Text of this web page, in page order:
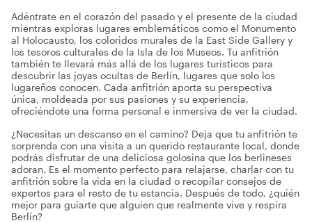
Adéntrate en el corazón del pasado y el presente de la ciudad
mientras exploras lugares emblemáticos como el Monumento
al Holocausto, los coloridos murales de la East Side Gallery y
los tesoros culturales de la Isla de los Museos. Tu anfitrión
también te llevará más allá de los lugares turísticos para
descubrir las joyas ocultas de Berlín, lugares que solo los
lugareños conocen. Cada anfitrión aporta su perspectiva
única, moldeada por sus pasiones y su experiencia,
ofreciéndote una forma personal e inmersiva de ver la ciudad.
¿Necesitas un descanso en el camino? Deja que tu anfitrión te
sorprenda con una visita a un querido restaurante local, donde
podrás disfrutar de una deliciosa golosina que los berlineses
adoran. Es el momento perfecto para relajarse, charlar con tu
anfitrión sobre la vida en la ciudad o recopilar consejos de
expertos para el resto de tu estancia. Después de todo, ¿quién
mejor para guiarte que alguien que realmente vive y respira
Berlín?